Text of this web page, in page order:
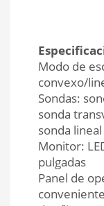
Modo de
convexo/
Sondas:
sonda
sonda
Monitor:
pulgadas
Panel de